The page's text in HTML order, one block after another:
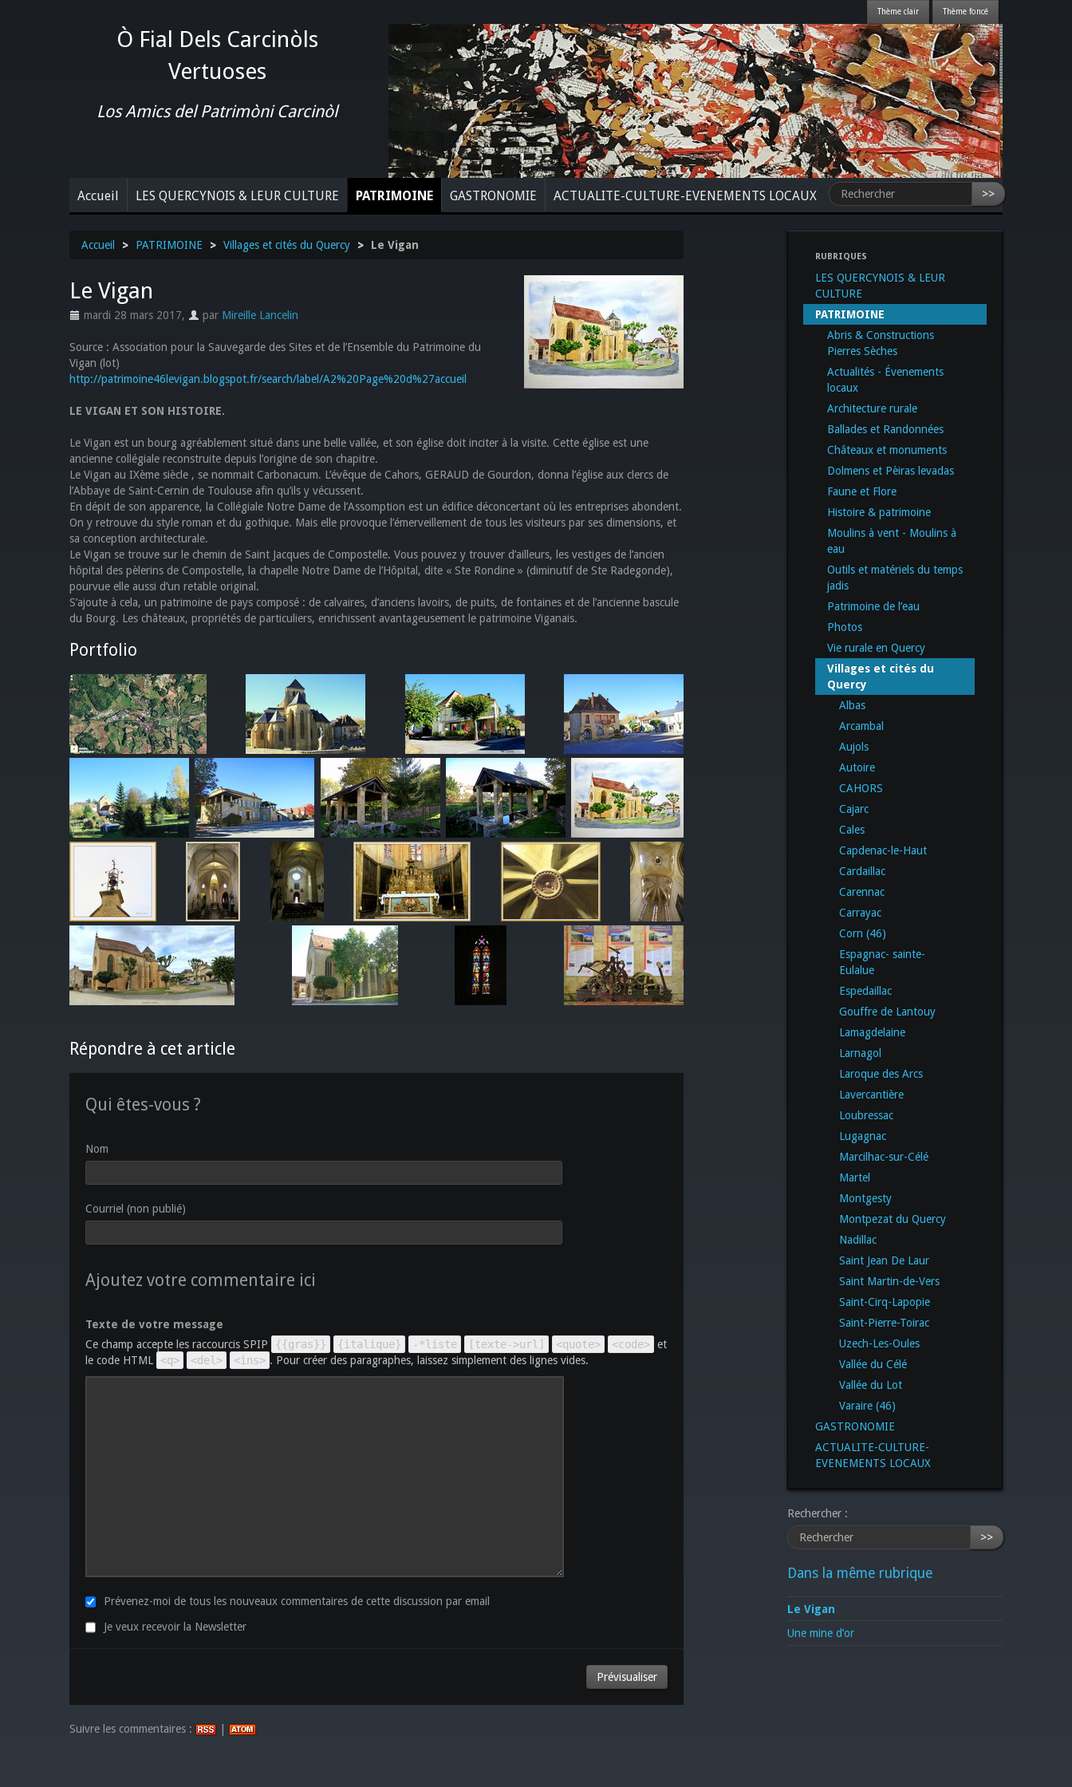
Ò Fial Dels Carcinòls
Vertuoses
Los Amics del Patrimòni Carcinòl
Accueil LES QUERCYNOIS & LEUR CULTURE PATRIMOINE GASTRONOMIE ACTUALITE-CULTURE-EVENEMENTS LOCAUX >>
Accueil > PATRIMOINE > Villages et cités du Quercy > Le Vigan
Le Vigan
mardi 28 mars 2017, par Mireille Lancelin
Source : Association pour la Sauvegarde des Sites et de l’Ensemble du Patrimoine du
Vigan (lot)
http://patrimoine46levigan.blogspot.fr/search/label/A2%20Page%20d%27accueil
LE VIGAN ET SON HISTOIRE.
Le Vigan est un bourg agréablement situé dans une belle vallée, et son église doit inciter à la visite. Cette église est une
ancienne collégiale reconstruite depuis l’origine de son chapitre.
Le Vigan au IXème siècle , se nommait Carbonacum. L’évêque de Cahors, GERAUD de Gourdon, donna l’église aux clercs de
l’Abbaye de Saint-Cernin de Toulouse afin qu’ils y vécussent.
En dépit de son apparence, la Collégiale Notre Dame de l’Assomption est un édifice déconcertant où les entreprises abondent.
On y retrouve du style roman et du gothique. Mais elle provoque l’émerveillement de tous les visiteurs par ses dimensions, et
sa conception architecturale.
Le Vigan se trouve sur le chemin de Saint Jacques de Compostelle. Vous pouvez y trouver d’ailleurs, les vestiges de l’ancien
hôpital des pèlerins de Compostelle, la chapelle Notre Dame de l’Hôpital, dite « Ste Rondine » (diminutif de Ste Radegonde),
pourvue elle aussi d’un retable original.
S’ajoute à cela, un patrimoine de pays composé : de calvaires, d’anciens lavoirs, de puits, de fontaines et de l’ancienne bascule
du Bourg. Les châteaux, propriétés de particuliers, enrichissent avantageusement le patrimoine Viganais.
Portfolio
Répondre à cet article
Qui êtes-vous ?
Nom
Courriel (non publié)
Ajoutez votre commentaire ici
Texte de votre message
Ce champ accepte les raccourcis SPIP
{{gras}} {italique} -*liste [texte->url] <quote> <code> et
le code HTML
<q> <del> <ins> . Pour créer des paragraphes, laissez simplement des lignes vides.
Prévenez-moi de tous les nouveaux commentaires de cette discussion par email
Je veux recevoir la Newsletter
Suivre les commentaires :
RUBRIQUES
LES QUERCYNOIS & LEUR
CULTURE
PATRIMOINE
Abris & Constructions
Pierres Sèches
Actualités - Évenements
locaux
Architecture rurale
Ballades et Randonnées
Châteaux et monuments
Dolmens et Pèiras levadas
Faune et Flore
Histoire & patrimoine
Moulins à vent - Moulins à
eau
Outils et matériels du temps
jadis
Patrimoine de l’eau
Photos
Vie rurale en Quercy
Villages et cités du
Quercy
Albas
Arcambal
Aujols
Autoire
CAHORS
Cajarc
Cales
Capdenac-le-Haut
Cardaillac
Carennac
Carrayac
Corn (46)
Espagnac- sainte-
Eulalue
Espedaillac
Gouffre de Lantouy
Lamagdelaine
Larnagol
Laroque des Arcs
Lavercantière
Loubressac
Lugagnac
Marcilhac-sur-Célé
Martel
Montgesty
Montpezat du Quercy
Nadillac
Saint Jean De Laur
Saint Martin-de-Vers
Saint-Cirq-Lapopie
Saint-Pierre-Toirac
Uzech-Les-Oules
Vallée du Célé
Vallée du Lot
Varaire (46)
GASTRONOMIE
ACTUALITE-CULTURE-
EVENEMENTS LOCAUX
Rechercher :
>>
Dans la même rubrique
Le Vigan
Une mine d’or